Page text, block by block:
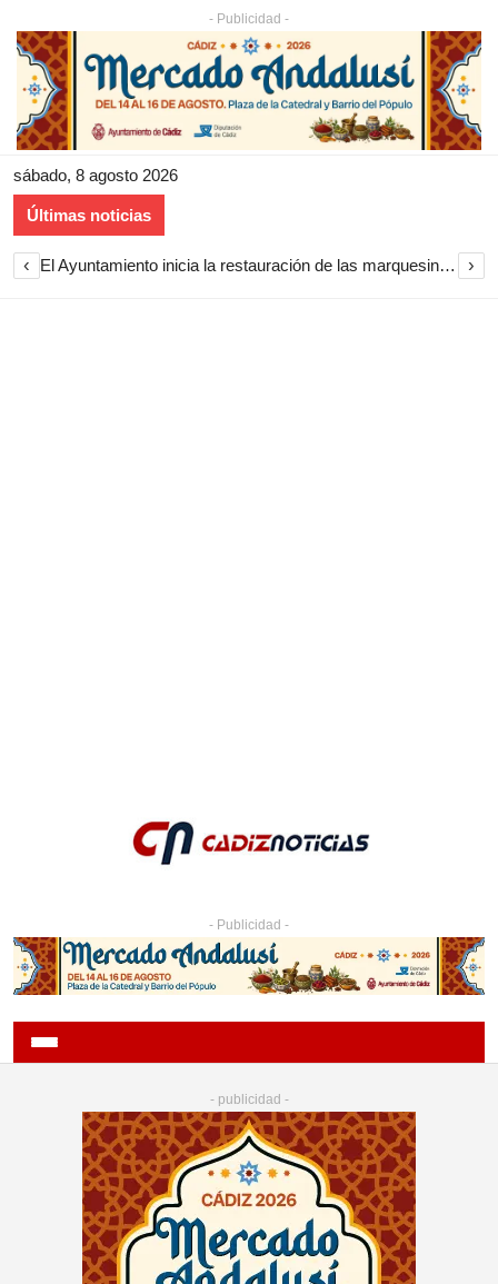
- Publicidad -
sábado, 8 agosto 2026
Últimas noticias
‹ El Ayuntamiento inicia la restauración de las marquesinas de Plaza Esteve para volver a instalarlas en el centro de Jerez ›
- Publicidad -
- publicidad -